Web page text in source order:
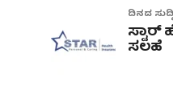
ದಿನದ ಸುದ್ದಿ
ಸ್ಟಾರ್
ಸಲಹೆ